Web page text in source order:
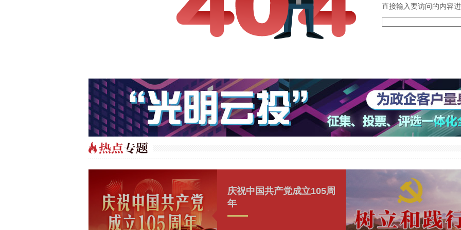
直接输入要访问的内容